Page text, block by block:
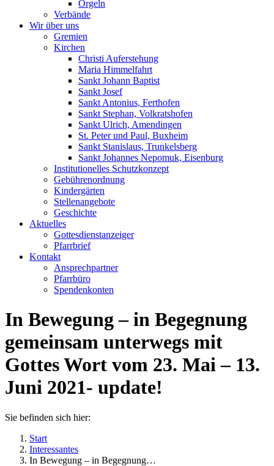
Orgeln
Verbände
Wir über uns
Gremien
Kirchen
Christi Auferstehung
Maria Himmelfahrt
Sankt Johann Baptist
Sankt Josef
Sankt Antonius, Ferthofen
Sankt Stephan, Volkratshofen
Sankt Ulrich, Amendingen
St. Peter und Paul, Buxheim
Sankt Stanislaus, Trunkelsberg
Sankt Johannes Nepomuk, Eisenburg
Institutionelles Schutzkonzept
Gebührenordnung
Kindergärten
Stellenangebote
Geschichte
Aktuelles
Gottesdienstanzeiger
Pfarrbrief
Kontakt
Ansprechpartner
Pfarrbüro
Spendenkonten
In Bewegung – in Begegnung
gemeinsam unterwegs mit
Gottes Wort vom 23. Mai – 13.
Juni 2021- update!
Sie befinden sich hier:
Start
Interessantes
In Bewegung – in Begegnung…